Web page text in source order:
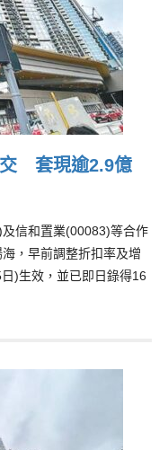
交 套現逾2.9億
信和置業(00083)等合作
，早前調整折扣率及增
)生效，並已即日錄得16